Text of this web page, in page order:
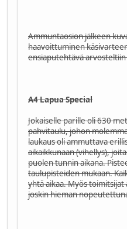
Ammuntaosion jälkeen
haavoittuminen
ensiaputehtävä
A4 Lapua Special
Jokaiselle parille oli 630
pahvitaulu, johon
laukaus oli ammuttava
aikaikkunaan (vihellys),
puolen tunnin aikana.
taulupisteiden mukaan.
yhtä aikaa. Myös
joskin hieman